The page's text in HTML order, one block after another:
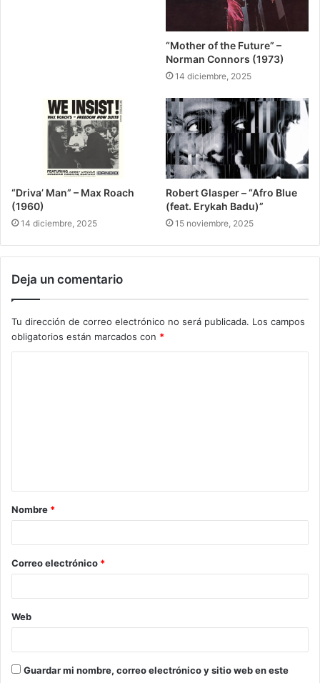
“Mother of the Future” –
Norman Connors (1973)
14 diciembre, 2025
“Driva’ Man” – Max Roach
(1960)
14 diciembre, 2025
Robert Glasper – “Afro Blue
(feat. Erykah Badu)”
15 noviembre, 2025
Deja un comentario
Tu dirección de correo electrónico no será publicada. Los campos
obligatorios están marcados con *
Nombre *
Correo electrónico *
Web
Guardar mi nombre, correo electrónico y sitio web en este